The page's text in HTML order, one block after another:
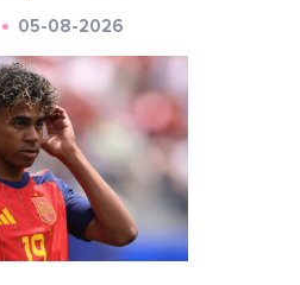
05-08-2026